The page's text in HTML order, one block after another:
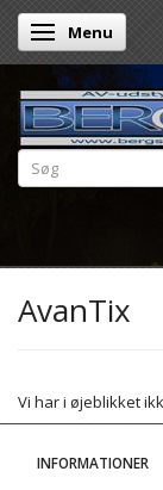
Skifte navigation
Menu
AvanTix
Vi har i øjeblikket
INFORMATIONER